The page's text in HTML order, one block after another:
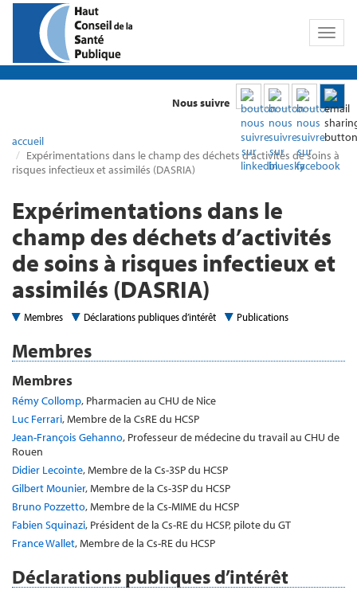
Toggle
Nous suivre
accueil
Expérimentations dans le champ des déchets d’activités de soins à
risques infectieux et assimilés (DASRIA)
Expérimentations dans le
champ des déchets d’activités
de soins à risques infectieux et
assimilés (DASRIA)
Membres Déclarations publiques d’intérêt Publications
Membres
Membres
Rémy Collomp, Pharmacien au CHU de Nice
Luc Ferrari, Membre de la CsRE du HCSP
Jean-François Gehanno, Professeur de médecine du travail au CHU de
Rouen
Didier Lecointe, Membre de la Cs-3SP du HCSP
Gilbert Mounier, Membre de la Cs-3SP du HCSP
Bruno Pozzetto, Membre de la Cs-MIME du HCSP
Fabien Squinazi, Président de la Cs-RE du HCSP, pilote du GT
France Wallet, Membre de la Cs-RE du HCSP
Déclarations publiques d’intérêt